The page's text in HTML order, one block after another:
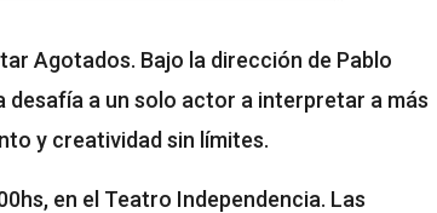
Agotados. Bajo la dirección de Pablo
desafía a un solo actor a interpretar a más
y creatividad sin límites.
en el Teatro Independencia. Las